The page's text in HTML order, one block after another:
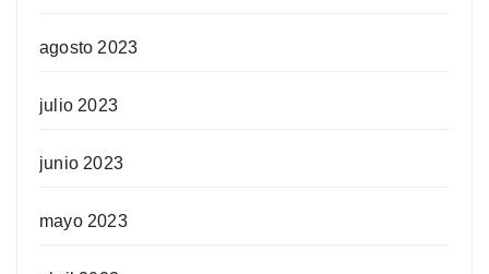
agosto 2023
julio 2023
junio 2023
mayo 2023